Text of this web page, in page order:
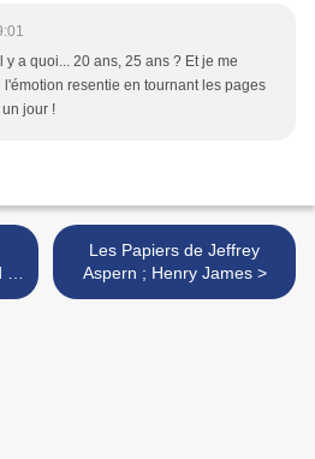
y a quoi... 20 ans, 25 ans ? Et je me
resentie en tournant les pages
jour !
Les Papiers de Jeffrey
Aspern ; Henry James >